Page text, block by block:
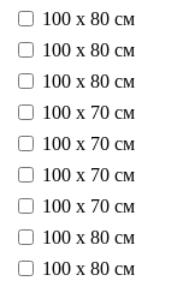
100 х 80 см
100 х 80 см
100 х 80 см
100 х 70 см
100 х 70 см
100 х 70 см
100 х 70 см
100 х 80 см
100 х 80 см